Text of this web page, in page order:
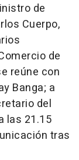
de
Cuerpo,
de
reúne con
Banga; a
del
las 21.15
tras